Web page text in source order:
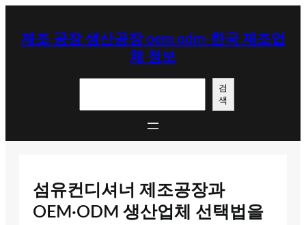
제조 공장 생산공장 oem odm-한국 제조업
체 정보
검
색
섬유컨디셔너 제조공장과
OEM·ODM 생산업체 선택법을